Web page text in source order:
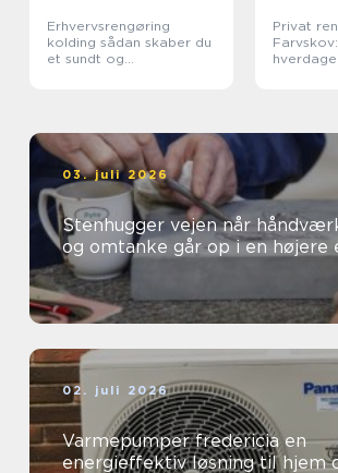
Erhvervsrengøring
kolding sådan skaber du
et sundt og
Privat
hverdage
03. juli 2026
Stenhugger vejen når håndværk, erfaring
og omtanke går op i en højere
02. juli 2026
Varmepumper fredericia en
energieffektiv løsning til hjem